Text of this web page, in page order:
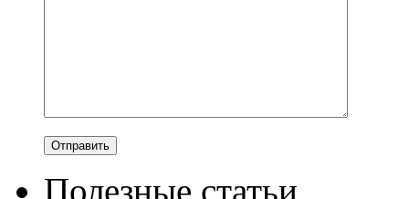
Полезные статьи